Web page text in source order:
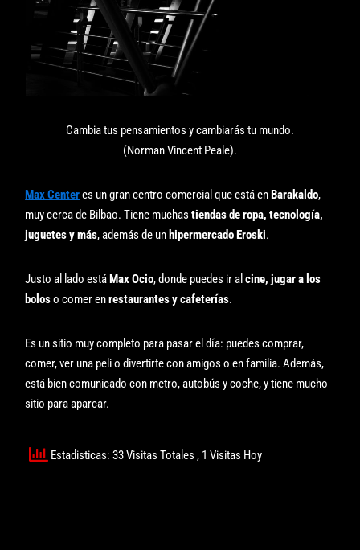
Cambia tus pensamientos y cambiarás tu mundo.
(Norman Vincent Peale).
Max Centeres un gran centro comercial que está enBarakaldo,
muy cerca de Bilbao. Tiene muchastiendas de ropa, tecnología,
juguetes y más, además de un hipermercado Eroski.
Justo al lado estáMax Ocio, donde puedes ir alcine, jugar a los
boloso comer enrestaurantes y cafeterías.
Es un sitio muy completo para pasar el día: puedes comprar,
comer, ver una peli o divertirte con amigos o en familia. Además,
está bien comunicado con metro, autobús y coche, y tiene mucho
sitio para aparcar.
Estadisticas: 33 Visitas Totales, 1 Visitas Hoy